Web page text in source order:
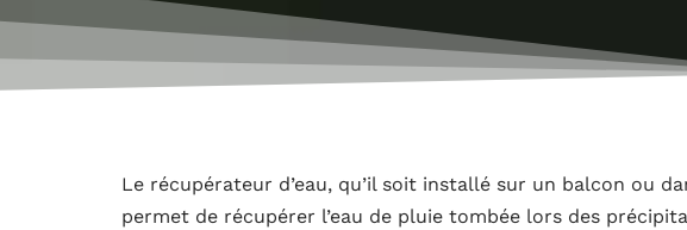
Le récupérateur d’eau, qu’il soit installé sur un balcon ou
permet de récupérer l’eau de pluie tombée lors des